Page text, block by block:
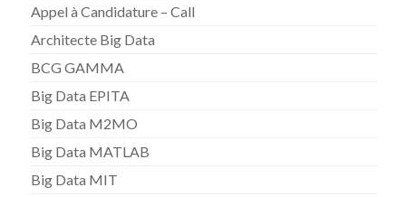
Appel à Candidature – Call
Architecte Big Data
BCG GAMMA
Big Data EPITA
Big Data M2MO
Big Data MATLAB
Big Data MIT